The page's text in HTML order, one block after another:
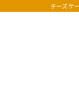
チーズケ